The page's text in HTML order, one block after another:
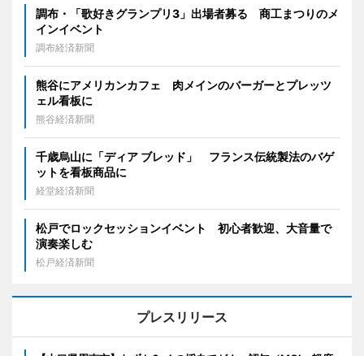
調布・「歌好きグランプリ3」出場者募る 商工まつりのメ
インイベント
調布経済新聞
熊谷にアメリカンカフェ 肉メインのバーガーとプレッツ
ェル看板に
熊谷経済新聞
千歳烏山に「ディア ブレッド」 フランス伝統製法のバゲ
ットを看板商品に
経堂経済新聞
松戸でロックセッションイベント 初心者歓迎、大音量で
演奏楽しむ
松戸経済新聞
プレスリリース